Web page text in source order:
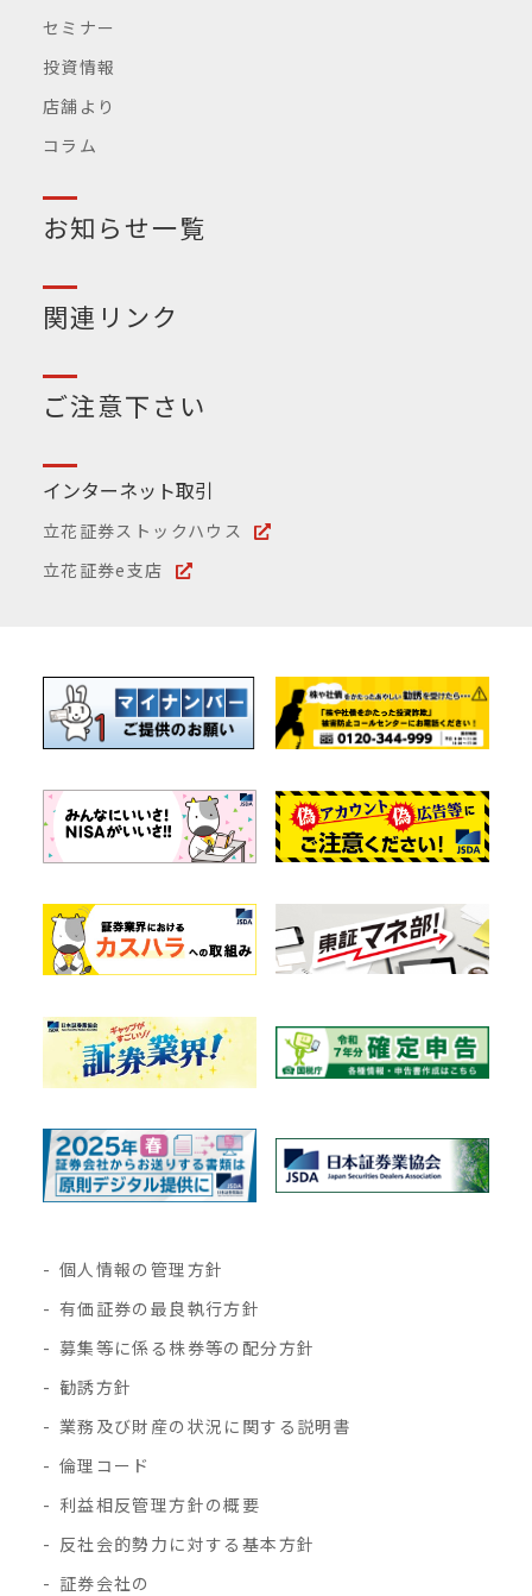
セミナー
投資情報
店舗より
コラム
お知らせ一覧
関連リンク
ご注意下さい
インターネット取引
立花証券ストックハウス
立花証券e支店
個人情報の管理方針
有価証券の最良執行方針
募集等に係る株券等の配分方針
勧誘方針
業務及び財産の状況に関する説明書
倫理コード
利益相反管理方針の概要
反社会的勢力に対する基本方針
証券会社の